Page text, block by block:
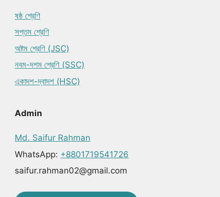
ষষ্ঠ শ্রেণি
সপ্তম শ্রেণি
অষ্টম শ্রেণি (JSC)
নবম-দশম শ্রেণি (SSC)
একাদশ-দ্বাদশ (HSC)
Admin
Md. Saifur Rahman
WhatsApp: +8801719541726
saifur.rahman02@gmail.com